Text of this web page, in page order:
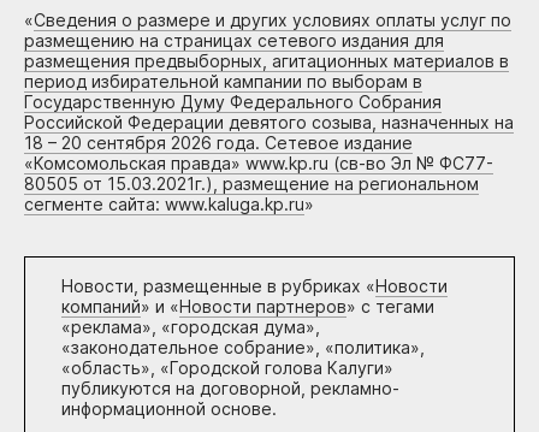
«Сведения о размере и других условиях оплаты услуг по
размещению на страницах сетевого издания для
размещения предвыборных, агитационных материалов в
период избирательной кампании по выборам в
Государственную Думу Федерального Собрания
Российской Федерации девятого созыва, назначенных на
18 – 20 сентября 2026 года. Сетевое издание
«Комсомольская правда» www.kp.ru (св-во Эл № ФС77-
80505 от 15.03.2021г.), размещение на региональном
сегменте сайта: www.kaluga.kp.ru»
Новости, размещенные в рубриках «Новости
компаний» и «Новости партнеров» с тегами
«реклама», «городская дума»,
«законодательное собрание», «политика»,
«область», «Городской голова Калуги»
публикуются на договорной, рекламно-
информационной основе.